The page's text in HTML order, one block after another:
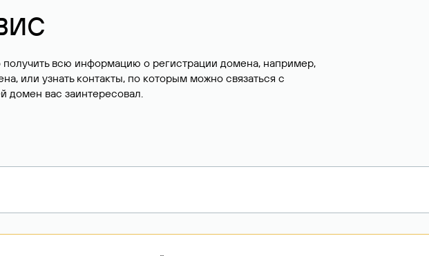
всю информацию о регистрации домена, например,
или узнать контакты, по которым можно связаться с
домен вас заинтересовал.